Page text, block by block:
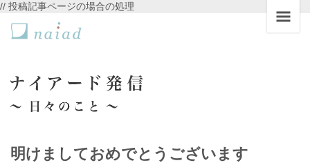
// 投稿記事ページの場合の処理
明けましておめでとうございます